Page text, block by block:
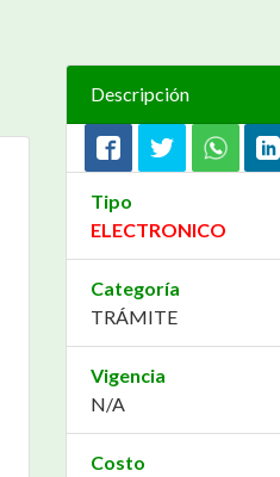
Descripción
Tipo
ELECTRONICO
Categoría
TRÁMITE
Vigencia
N/A
Costo